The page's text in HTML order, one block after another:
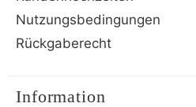
Nutzungsbedingungen
Rückgaberecht
Information